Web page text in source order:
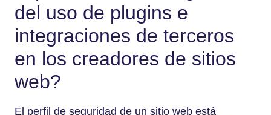
del uso de plugins e
integraciones de terceros
en los creadores de sitios
web?
El perfil de seguridad de un sitio web está